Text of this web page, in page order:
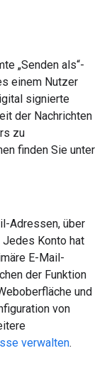
„Senden als“-
einem Nutzer
signierte
der Nachrichten
zu
finden Sie unter
Adressen, über
Konto hat
E-Mail-
der Funktion
und
von
verwalten.